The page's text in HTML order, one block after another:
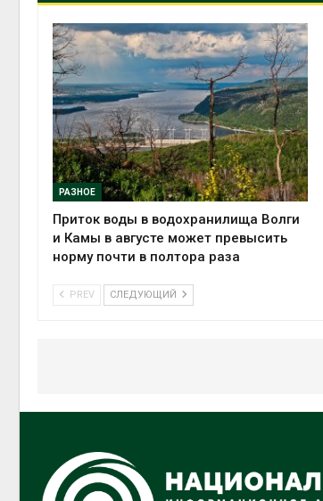
РАЗНОЕ
Приток воды в водохранилища Волги
и Камы в августе может превысить
норму почти в полтора раза
PREV СЛЕДУЮЩИЙ